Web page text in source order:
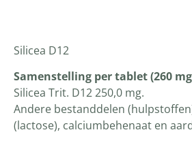
Silicea D12
Samenstelling per tablet (260
Silicea Trit. D12 250,0 mg.
Andere bestanddelen
(lactose), calciumbehenaat en